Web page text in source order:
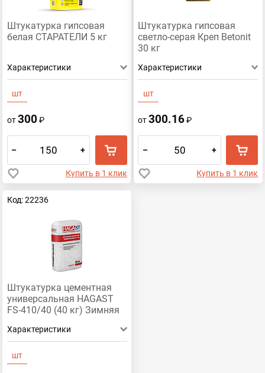
Штукатурка гипсовая
белая СТАРАТЕЛИ 5 кг
Характеристики
шт
от300 ₽
– +
Купить в 1 клик
Штукатурка гипсовая
светло-серая Креп Betonit
30 кг
Характеристики
шт
от300.16₽
– +
Купить в 1 клик
Код: 22236
Штукатурка цементная
универсальная HAGAST
FS-410/40 (40 кг) Зимняя
Характеристики
шт